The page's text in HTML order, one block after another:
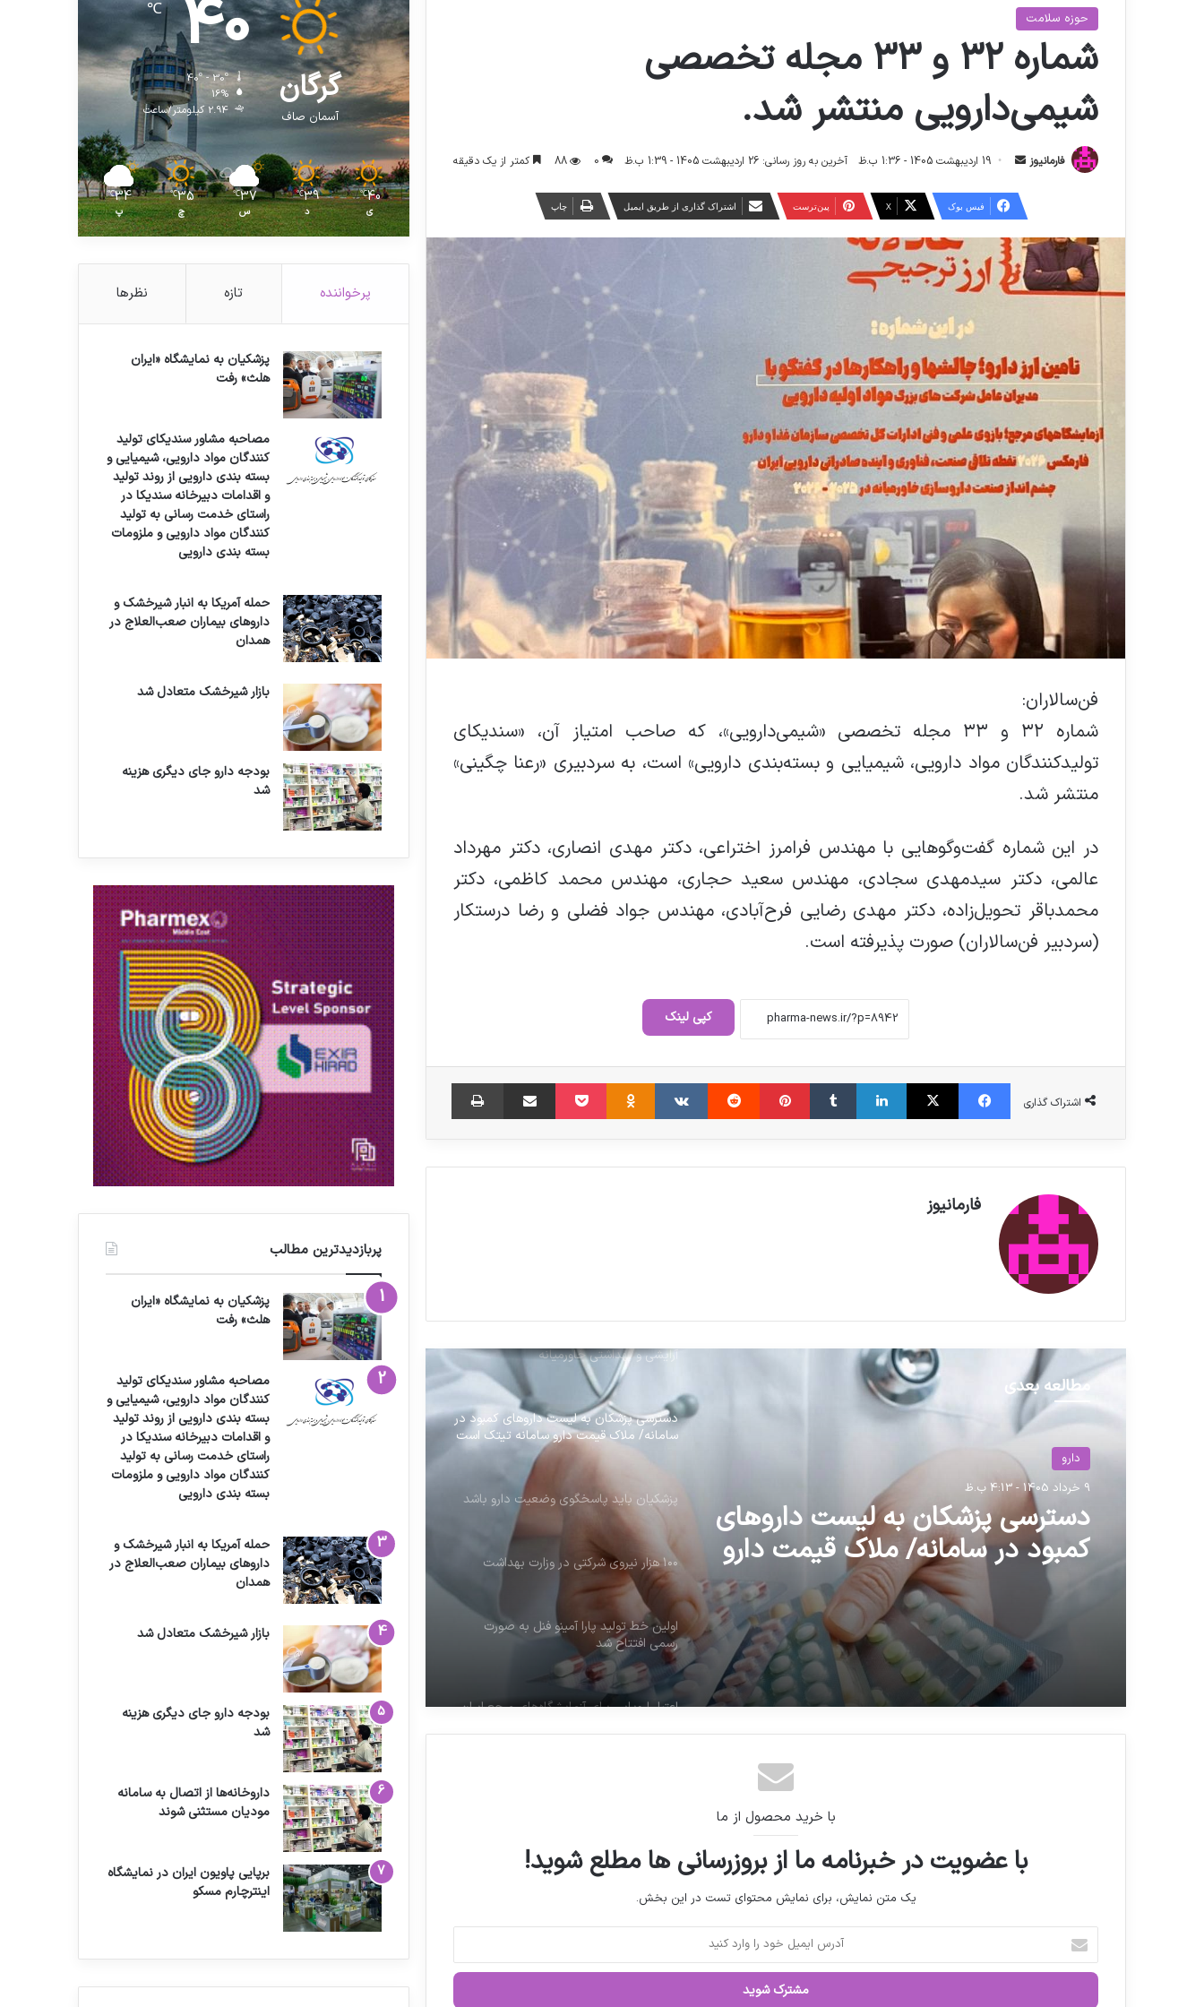
حوزه سلامت
شماره ۳۲ و ۳۳ مجله تخصصی
شیمی‌دارویی منتشر شد.
فارمانیوز
س
ل
ا
ی
19 اردیبهشت 1405 - 1:36 ب.ظ آخرین به روز رسانی: 26 اردیبهشت 1405 - 1:39 ب.ظ 0
88 کمتر از یک دقیقه
فیس بوک X ‫پین‌ترست اشتراک گذاری از طریق ایمیل چاپ
فن‌سالاران:
شماره ۳۲ و ۳۳ مجله تخصصی «شیمی‌دارویی»، که صاحب امتیاز آن، «سندیکای
تولیدکنندگان مواد دارویی، شیمیایی و بسته‌بندی دارویی» است، به سردبیری «رعنا چگینی»
منتشر شد.
در این شماره گفت‌وگوهایی با مهندس فرامرز اختراعی، دکتر مهدی انصاری، دکتر مهرداد
عالمی، دکتر سیدمهدی سجادی، مهندس سعید حجاری، مهندس محمد کاظمی، دکتر
محمدباقر تحویل‌زاده، دکتر مهدی رضایی فرح‌آبادی، مهندس جواد فضلی و رضا درستکار
(سردبیر فن‌سالاران) صورت پذیرفته است.
کپی لینک
اشتراک گذاری
فیس بوک X لینکدین ‫تامبلر ‫پین‌ترست ‫رددیت ‫VKontakte
‫Odnoklassniki پاکت اشتراک گذاری از طریق ایمیل
فارمانیوز
مطالعه بعدی
دارو
9 خرداد 1405 - 4:13 ب.ظ
دسترسی پزشکان به لیست داروهای
کمبود در سامانه/ ملاک قیمت دارو
سامانه تیتک است
حوزه سلامت
29 آبان 1404 - 10:33 ق.ظ
پزشکیان باید پاسخگوی وضعیت
دارو باشد
پزشکیان باید پاسخگوی وضعیت دارو باشد
۱۰۰ هزار نیروی شرکتی در وزارت بهداشت
رسمی افتتاح شد
دسترسی پزشکان به لیست داروهای کمبود در
سامانه/ ملاک قیمت دارو سامانه تیتک است
پزشکیان باید پاسخگوی وضعیت دارو باشد
اولین خط تولید پارا آمینو فنل به صورت
رسمی افتتاح شد
اعتبار اروپایی برای آزمایشگاه‌های مرجع ایران
برنامه ریزی برای تسخیر بازار محصولات
پزشکیان باید پاسخگوی وضعیت دارو باشد
با خرید محصول از ما
با عضویت در خبرنامه ما از بروزرسانی ها مطلع شوید!
یک متن نمایش، برای نمایش محتوای تست در این بخش.
ر
گرگان
آسمان صاف
40
℃
40º - 30º
16%
2.94 کیلومتر/ساعت
40
℃
ی
39
℃
د
37
℃
س
35
℃
چ
34
℃
پ
پرخواننده تازه نظرها
پزشکیان به نمایشگاه «ایران
هلث» رفت
مصاحبه مشاور سندیکای تولید
کنندگان مواد دارویی، شیمیایی و
بسته بندی دارویی از روند تولید
و اقدامات دبیرخانه سندیکا در
راستای خدمت رسانی به تولید
کنندگان مواد دارویی و ملزومات
بسته بندی دارویی
حمله آمریکا به انبار شیرخشک و
داروهای بیماران صعب‌العلاج در
همدان
بازار شیرخشک متعادل شد
بودجه دارو جای دیگری هزینه
شد
پربازدیدترین مطالب
پزشکیان به نمایشگاه «ایران
هلث» رفت
مصاحبه مشاور سندیکای تولید
کنندگان مواد دارویی، شیمیایی و
بسته بندی دارویی از روند تولید
و اقدامات دبیرخانه سندیکا در
راستای خدمت رسانی به تولید
کنندگان مواد دارویی و ملزومات
بسته بندی دارویی
حمله آمریکا به انبار شیرخشک و
داروهای بیماران صعب‌العلاج در
همدان
بازار شیرخشک متعادل شد
بودجه دارو جای دیگری هزینه
شد
داروخانه‌ها از اتصال به سامانه
مودیان مستثنی شوند
برپایی پاویون ایران در نمایشگاه
اینترچارم مسکو